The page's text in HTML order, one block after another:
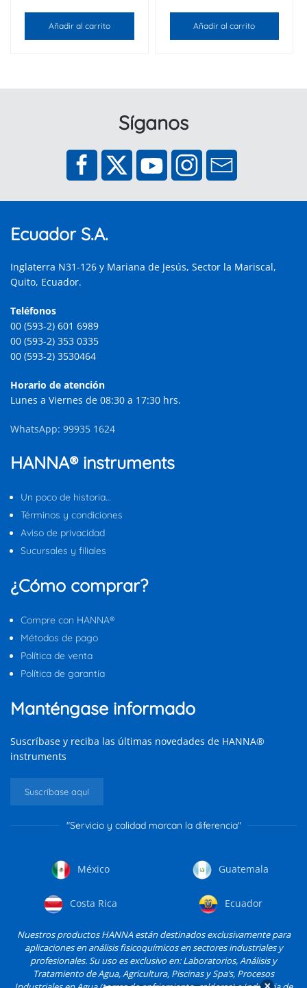
Añadir al carrito Añadir al carrito
Síganos
Ecuador S.A.
Inglaterra N31-126 y Mariana de Jesús, Sector la Mariscal,
Quito, Ecuador.
Teléfonos
00 (593-2) 601 6989
00 (593-2) 353 0335
00 (593-2) 3530464
Horario de atención
Lunes a Viernes de 08:30 a 17:30 hrs.
WhatsApp: 99935 1624
HANNA® instruments
Un poco de historia…
Términos y condiciones
Aviso de privacidad
Sucursales y filiales
¿Cómo comprar?
Compre con HANNA®
Métodos de pago
Política de venta
Política de garantía
Manténgase informado
Suscríbase y reciba las últimas novedades de HANNA®
instruments
Suscríbase aquí
"Servicio y calidad marcan la diferencia"
México Guatemala
Costa Rica Ecuador
Nuestros productos HANNA están destinados exclusivamente para
aplicaciones en análisis fisicoquímicos en sectores industriales y
profesionales. Su uso es exclusivo en: Laboratorios, Análisis y
Tratamiento de Agua, Agricultura, Piscinas y Spa’s, Procesos